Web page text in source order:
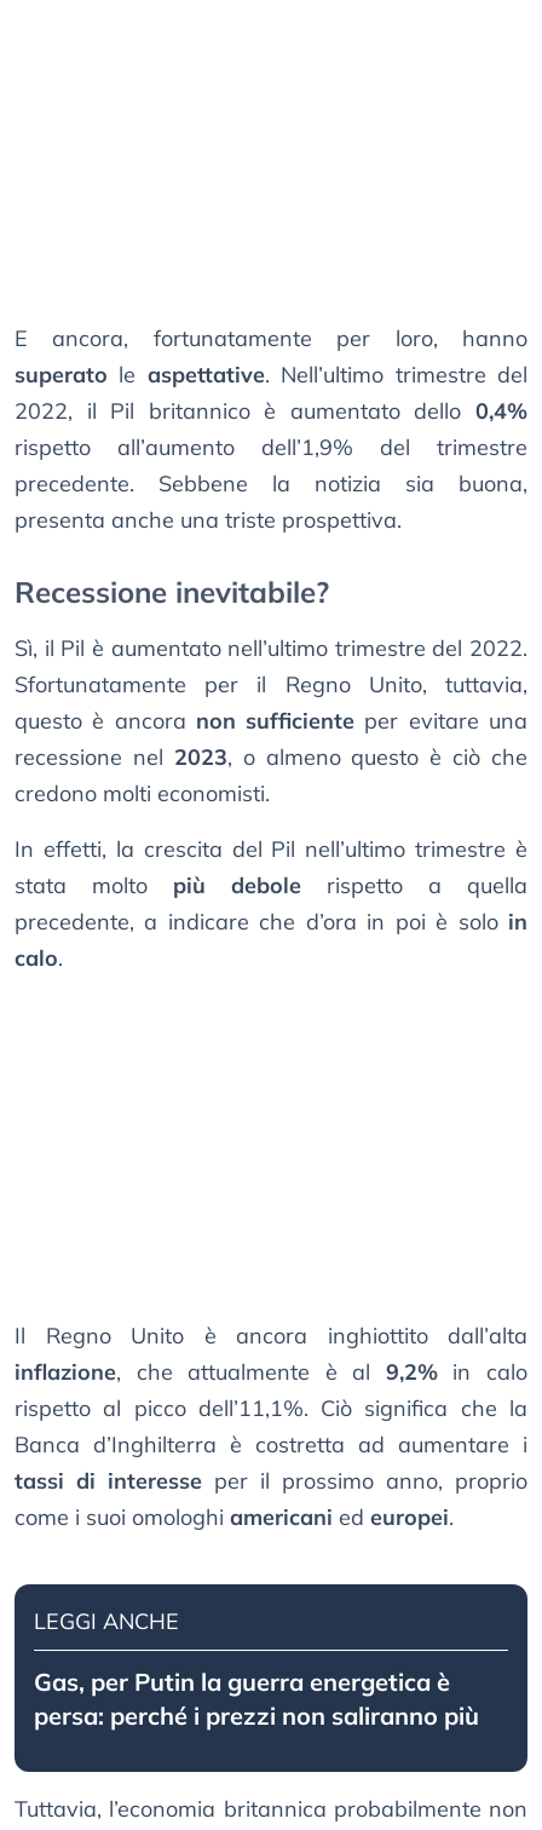
E ancora, fortunatamente per loro, hanno
superato le aspettative. Nell’ultimo trimestre del
2022, il Pil britannico è aumentato dello 0,4%
rispetto all’aumento dell’1,9% del trimestre
precedente. Sebbene la notizia sia buona,
presenta anche una triste prospettiva.
Recessione inevitabile?
Sì, il Pil è aumentato nell’ultimo trimestre del 2022.
Sfortunatamente per il Regno Unito, tuttavia,
questo è ancora non sufficiente per evitare una
recessione nel 2023, o almeno questo è ciò che
credono molti economisti.
In effetti, la crescita del Pil nell’ultimo trimestre è
stata molto più debole rispetto a quella
precedente, a indicare che d’ora in poi è solo in
calo.
Il Regno Unito è ancora inghiottito dall’alta
inflazione, che attualmente è al 9,2%in calo
rispetto al picco dell’11,1%. Ciò significa che la
Banca d’Inghilterra è costretta ad aumentare i
tassi di interesse per il prossimo anno, proprio
come i suoi omologhi americani ed europei.
LEGGI ANCHE
Gas, per Putin la guerra energetica è
persa: perché i prezzi non saliranno più
Tuttavia, l’economia britannica probabilmente non